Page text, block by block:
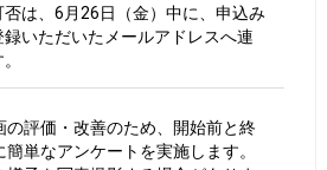
は、6月26日（金）中に、申込み
録いただいたメールアドレスへ連
の評価・改善のため、開始前と終
簡単なアンケートを実施します。